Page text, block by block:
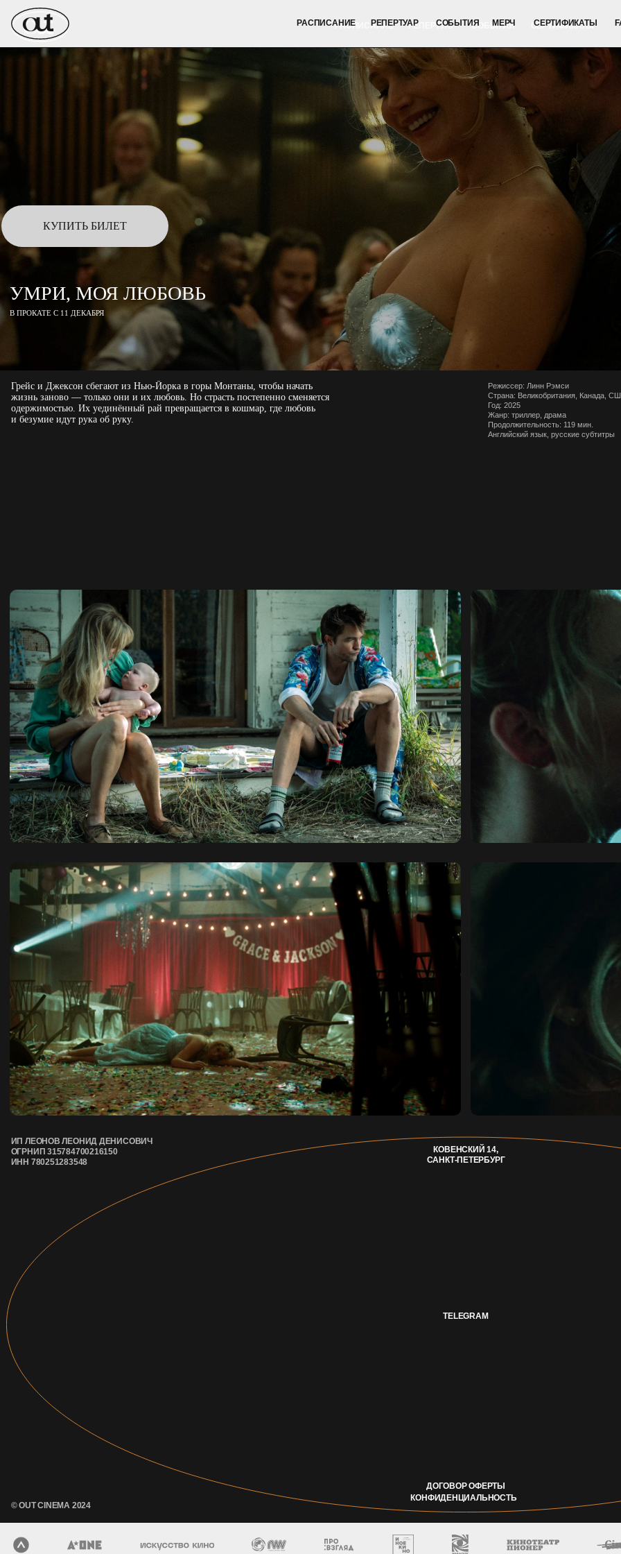
РАСПИСАНИЕ СОБЫТИЯ
РЕПЕРТУАР СЕРТИФИКАТЫ
РАСПИСАНИЕ СОБЫТИЯ
РЕПЕРТУАР СЕРТИФИКАТЫ
МЕРЧ FAQ
УМРИ, МОЯ ЛЮБОВЬ
В ПРОКАТЕ С 11 ДЕКАБРЯ
КУПИТЬ БИЛЕТ
Грейс и Джексон сбегают из Нью-Йорка в горы Монтаны, чтобы начать
жизнь заново — только они и их любовь. Но страсть постепенно сменяется
одержимостью. Их уединённый рай превращается в кошмар, где любовь
и безумие идут рука об руку.
Режиссер: Линн Рэмси
Страна: Великобритания, Канада,
Год: 2025
Жанр: триллер, драма
Продолжительность: 119 мин.
Английский язык, русские субтитры
ИП ЛЕОНОВ ЛЕОНИД ДЕНИСОВИЧ
ОГРНИП 315784700216150
ИНН 780251283548
КОВЕНСКИЙ 14,
САНКТ-ПЕТЕРБУРГ
© OUT CINEMA 2024